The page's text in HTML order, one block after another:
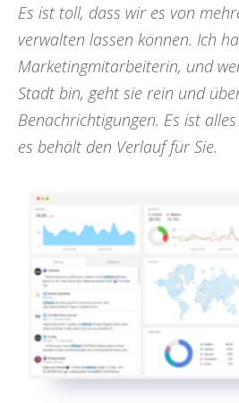
Es ist toll, dass wir es von
verwalten lassen können. Ich
Marketingmitarbeiterin, und
Stadt bin, geht sie rein und
Benachrichtigungen. Es ist
es behält den Verlauf für Sie.